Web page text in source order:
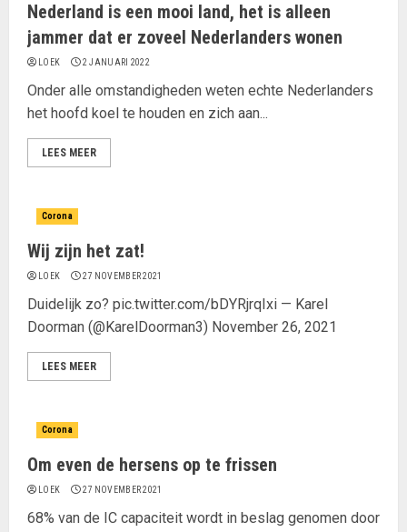
Nederland is een mooi land, het is alleen
jammer dat er zoveel Nederlanders wonen
LOEK 2 JANUARI 2022
Onder alle omstandigheden weten echte Nederlanders
het hoofd koel te houden en zich aan...
LEES MEER
Corona
Wij zijn het zat!
LOEK 27 NOVEMBER 2021
Duidelijk zo? pic.twitter.com/bDYRjrqIxi — Karel
Doorman (@KarelDoorman3) November 26, 2021
LEES MEER
Corona
Om even de hersens op te frissen
LOEK 27 NOVEMBER 2021
68% van de IC capaciteit wordt in beslag genomen door